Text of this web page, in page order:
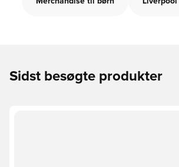
Sidst besøgte produkter